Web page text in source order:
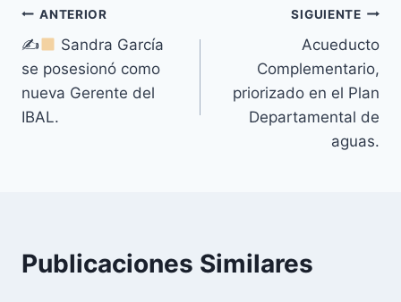
ANTERIOR
✍
Sandra García
se posesionó como
nueva Gerente del
IBAL.
SIGUIENTE
Acueducto
Complementario,
priorizado en el Plan
Departamental de
aguas.
Publicaciones Similares